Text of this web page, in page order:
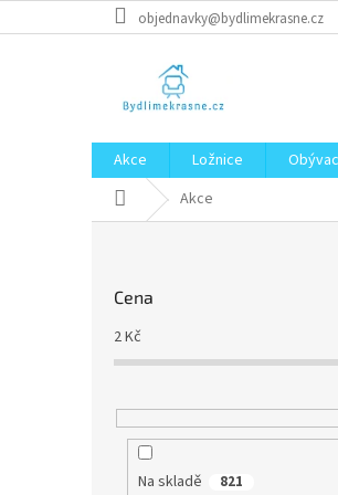
na
objednavky@bydlimekrasne.cz
Akce Ložnice
Domů Akce
Cena
2Kč
Na skladě 821